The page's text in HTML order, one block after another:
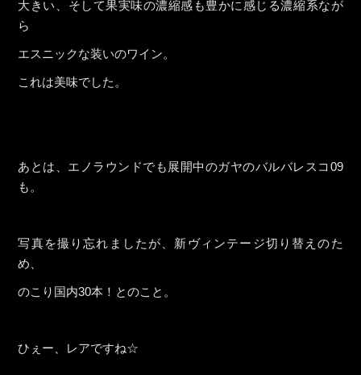
大きい、そして果実味の濃縮感も豊かに感じる濃縮系なが
ら
エスニックな装いのワイン。
これは美味でした。
あとは、エノラウンドでも展開中のガヤのバルバレスコ09
も。
写真を撮り忘れましたが、新ヴィンテージ切り替えのた
め、
のこり国内30本！とのこと。
ひぇー、レアですね☆